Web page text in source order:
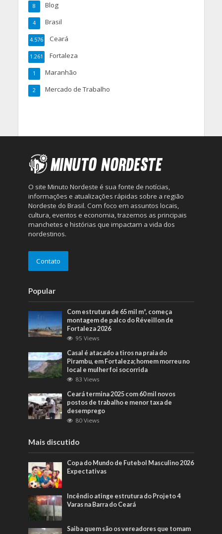
Blog
8
Brasil
4
Ceará
4.576
Fortaleza
1.261
Maranhão
1
Mercado de Trabalho
2
O site Minuto Nordeste é sua fonte de notícias,
informações e atualizações rápidas sobre a região
Nordeste do Brasil. Com foco em assuntos locais,
cultura, eventos e economia, trazemos as principais
manchetes e histórias que impactam a vida dos
nordestinos.
Contato
Popular
Com estrutura de 65 mil m², começa
montagem de palco do Réveillon de
Fortaleza 2026
95 Views
Casal é atacado a tiros na praia do
Pirambu, em Fortaleza; homem morreu no
local e mulher foi socorrida
83 Views
Ceará termina 2025 com 60 mil novos
postos de trabalho e menor taxa de
desemprego
80 Views
Mais discutido
Copa do Mundo de Futebol Masculino 2026
Expectativas
Incêndio atinge estrutura do Projeto 4
Varas na Barra do Ceará
Saiba quem são os vereadores que tomam